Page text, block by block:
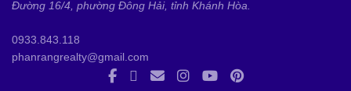
Đường 16/4, phường Đông Hải, tỉnh Khánh Hòa.
0933.843.118
phanrangrealty@gmail.com